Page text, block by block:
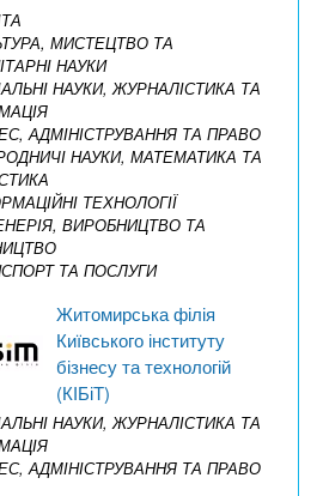
МИСТЕЦТВО ТА
НАУКИ
НАУКИ, ЖУРНАЛІСТИКА ТА
АДМІНІСТРУВАННЯ ТА ПРАВО
НАУКИ, МАТЕМАТИКА ТА
ТЕХНОЛОГІЇ
ВИРОБНИЦТВО ТА
ТА ПОСЛУГИ
Житомирська філія
Київського інституту
бізнесу та технологій
(КІБіТ)
НАУКИ, ЖУРНАЛІСТИКА ТА
АДМІНІСТРУВАННЯ ТА ПРАВО